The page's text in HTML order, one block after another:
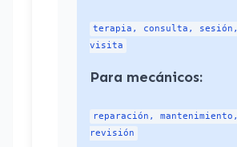
terapia, consulta, sesión,
visita
Para mecánicos:
reparación, mantenimiento,
revisión